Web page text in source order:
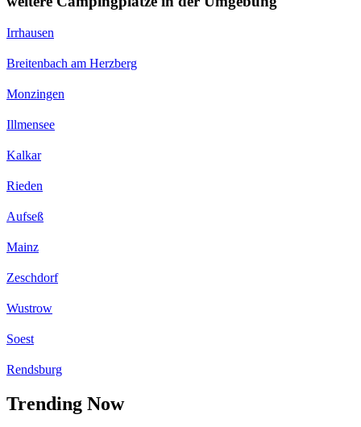
Irrhausen
Breitenbach am Herzberg
Monzingen
Illmensee
Kalkar
Rieden
Aufseß
Mainz
Zeschdorf
Wustrow
Soest
Rendsburg
Trending Now